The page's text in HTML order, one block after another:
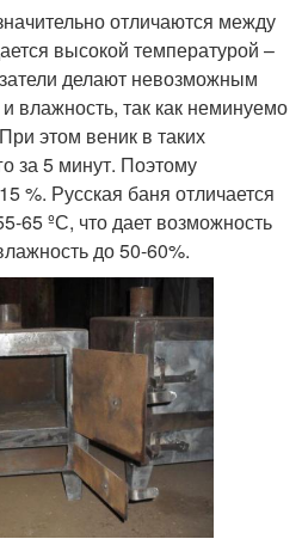
отличаются между
высокой температурой –
делают невозможным
влажность, так как неминуемо
этом веник в таких
за 5 минут. Поэтому
%. Русская баня отличается
65 ºС, что дает возможность
до 50-60%.